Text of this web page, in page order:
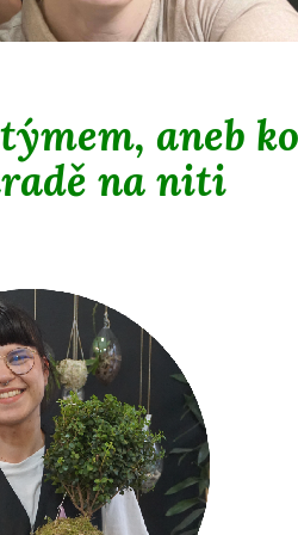
aneb
na niti